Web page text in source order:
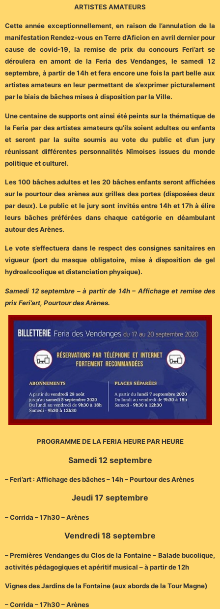
ARTISTES AMATEURS
Cette année exceptionnellement, en raison de l’annulation de la
manifestation Rendez-vous en Terre d’Aficion en avril dernier pour
cause de covid-19, la remise de prix du concours Feri’art se
déroulera en amont de la Feria des Vendanges, le samedi 12
septembre, à partir de 14h et fera encore une fois la part belle aux
artistes amateurs en leur permettant de s’exprimer picturalement
par le biais de bâches mises à disposition par la Ville.
Une centaine de supports ont ainsi été peints sur la thématique de
la Feria par des artistes amateurs qu’ils soient adultes ou enfants
et seront par la suite soumis au vote du public et d’un jury
réunissant différentes personnalités Nîmoises issues du monde
politique et culturel.
Les 100 bâches adultes et les 20 bâches enfants seront affichées
sur le pourtour des arènes aux grilles des portes (disposées deux
par deux). Le public et le jury sont invités entre 14h et 17h à élire
leurs bâches préférées dans chaque catégorie en déambulant
autour des Arènes.
Le vote s’effectuera dans le respect des consignes sanitaires en
vigueur (port du masque obligatoire, mise à disposition de gel
hydroalcoolique et distanciation physique).
Samedi 12 septembre – à partir de 14h – Affichage et remise des
prix Feri’art, Pourtour des Arènes.
PROGRAMME DE LA FERIA HEURE PAR HEURE
Samedi 12 septembre
– Feri’art : Affichage des bâches – 14h – Pourtour des Arènes
Jeudi 17 septembre
– Corrida – 17h30 – Arènes
Vendredi 18 septembre
– Premières Vendanges du Clos de la Fontaine – Balade bucolique,
activités pédagogiques et apéritif musical – à partir de 12h
Vignes des Jardins de la Fontaine (aux abords de la Tour Magne)
– Corrida – 17h30 – Arènes